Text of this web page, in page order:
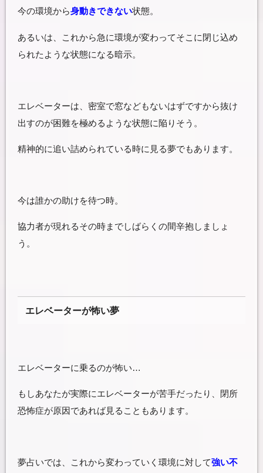
今の環境から身動きできない状態。
あるいは、これから急に環境が変わってそこに閉じ込め
られたような状態になる暗示。
エレベーターは、密室で窓などもないはずですから抜け
出すのが困難を極めるような状態に陥りそう。
精神的に追い詰められている時に見る夢でもあります。
今は誰かの助けを待つ時。
協力者が現れるその時までしばらくの間辛抱しましょ
う。
エレベーターが怖い夢
エレベーターに乗るのが怖い…
もしあなたが実際にエレベーターが苦手だったり、閉所
恐怖症が原因であれば見ることもあります。
夢占いでは、これから変わっていく環境に対して強い不